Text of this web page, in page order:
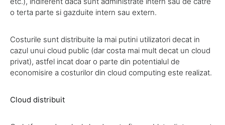
o terta parte si gazduite intern sau extern.
Costurile sunt distribuite la mai putini utilizatori decat in
cazul unui cloud public (dar costa mai mult decat un cloud
privat), astfel incat doar o parte din potentialul de
economisire a costurilor din cloud computing este realizat.
Cloud distribuit